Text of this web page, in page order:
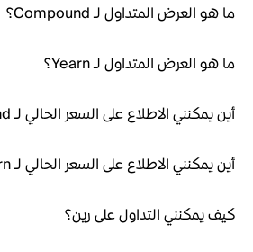
ما هو العرض المتداول لـ Compound؟
ما هو العرض المتداول لـ Yearn؟
أين يمكنني الاطلاع على السعر الحالي لـ Compound؟
أين يمكنني الاطلاع على السعر الحالي لـ Yearn؟
كيف يمكنني التداول على رين؟